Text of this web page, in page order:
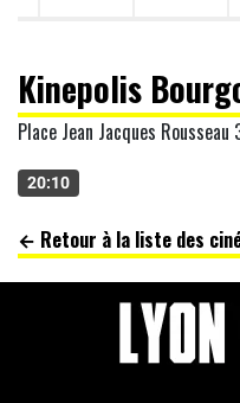
Kinepolis
Place Jean Jacques
20:10
← Retour à la liste des